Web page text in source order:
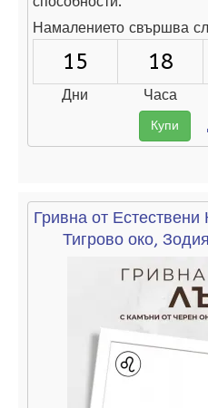
Намалението свършва
15 18
Дни Часа
Купи
Гривна от
Тигрово око,